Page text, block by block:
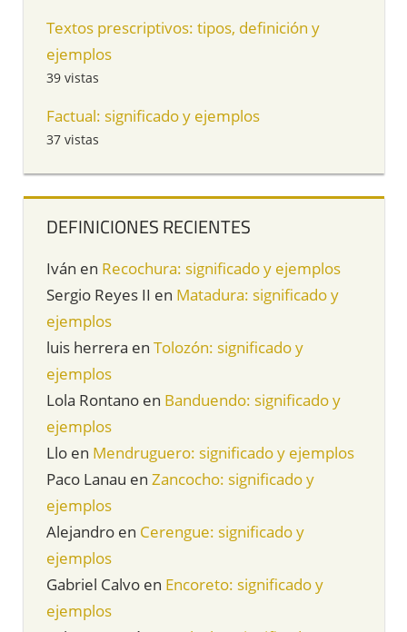
Textos prescriptivos: tipos, definición y
ejemplos
39 vistas
Factual: significado y ejemplos
37 vistas
DEFINICIONES RECIENTES
Iván en Recochura: significado y ejemplos
Sergio Reyes II en Matadura: significado y
ejemplos
luis herrera en Tolozón: significado y
ejemplos
Lola Rontano en Banduendo: significado y
ejemplos
Llo en Mendruguero: significado y ejemplos
Paco Lanau en Zancocho: significado y
ejemplos
Alejandro en Cerengue: significado y
ejemplos
Gabriel Calvo en Encoreto: significado y
ejemplos